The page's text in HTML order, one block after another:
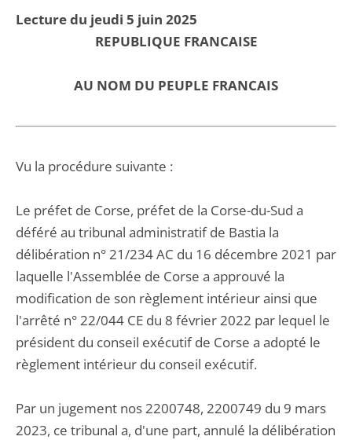
Lecture du jeudi 5 juin 2025
REPUBLIQUE FRANCAISE
AU NOM DU PEUPLE FRANCAIS
Vu la procédure suivante :
Le préfet de Corse, préfet de la Corse-du-Sud a
déféré au tribunal administratif de Bastia la
délibération n° 21/234 AC du 16 décembre 2021 par
laquelle l'Assemblée de Corse a approuvé la
modification de son règlement intérieur ainsi que
l'arrêté n° 22/044 CE du 8 février 2022 par lequel le
président du conseil exécutif de Corse a adopté le
règlement intérieur du conseil exécutif.
Par un jugement nos 2200748, 2200749 du 9 mars
2023, ce tribunal a, d'une part, annulé la délibération